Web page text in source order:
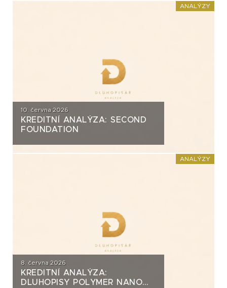
ANALÝZY
10. června 2026
KREDITNÍ ANALÝZA: SECOND
FOUNDATION
ANALÝZY
8. června 2026
KREDITNÍ ANALÝZA:
DLUHOPISY POLYMER NANO